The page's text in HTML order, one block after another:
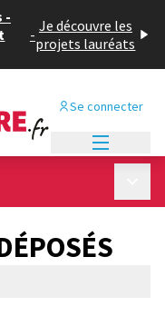
-
- Je découvre les
projets lauréats
Se connecter